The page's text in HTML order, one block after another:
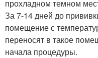
прохладном темном
За 7-14 дней до
помещение с
переносят в такое
начала процедуры.